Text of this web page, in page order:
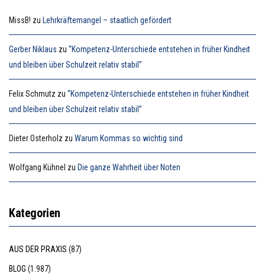
MissB! zu Lehrkräftemangel – staatlich gefördert
Gerber Niklaus zu “Kompetenz-Unterschiede entstehen in früher Kindheit
und bleiben über Schulzeit relativ stabil”
Felix Schmutz zu “Kompetenz-Unterschiede entstehen in früher Kindheit
und bleiben über Schulzeit relativ stabil”
Dieter Osterholz zu Warum Kommas so wichtig sind
Wolfgang Kühnel zu Die ganze Wahrheit über Noten
Kategorien
AUS DER PRAXIS (87)
BLOG (1.987)